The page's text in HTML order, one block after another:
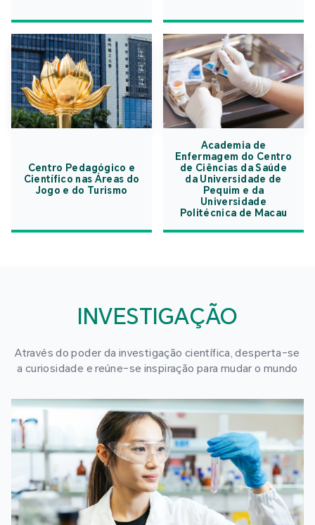
Centro Pedagógico e
Científico nas Áreas do
Jogo e do Turismo
Academia de
Enfermagem do Centro
de Ciências da Saúde
da Universidade de
Pequim e da
Universidade
Politécnica de Macau
INVESTIGAÇÃO
Através do poder da investigação científica, desperta-se
a curiosidade e reúne-se inspiração para mudar o mundo